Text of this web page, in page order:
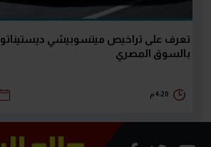
تعرف على تراخيص ميتسوبيشي
بالسوق المصري
4:20 م